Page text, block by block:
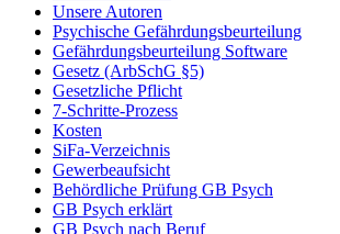
Unsere Autoren
Psychische Gefährdungsbeurteilung
Gefährdungsbeurteilung Software
Gesetz (ArbSchG §5)
Gesetzliche Pflicht
7-Schritte-Prozess
Kosten
SiFa-Verzeichnis
Gewerbeaufsicht
Behördliche Prüfung GB Psych
GB Psych erklärt
GB Psych nach Beruf